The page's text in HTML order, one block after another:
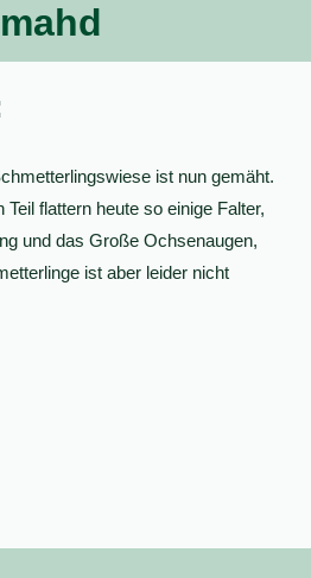
ist nun gemäht.
flattern heute so einige Falter,
und das Große Ochsenaugen,
ist aber leider nicht